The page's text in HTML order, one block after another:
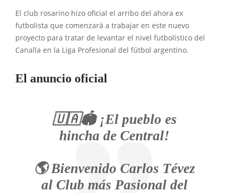
El club rosarino hizo oficial el arribo del ahora ex
futbolista que comenzará a trabajar en este nuevo
proyecto para tratar de levantar el nivel futbolístico del
Canalla en la Liga Profesional del fútbol argentino.
El anuncio oficial
🇺🇦🏟️ ¡El pueblo es
hincha de Central!
🌎 Bienvenido Carlos Tévez
al Club más Pasional del